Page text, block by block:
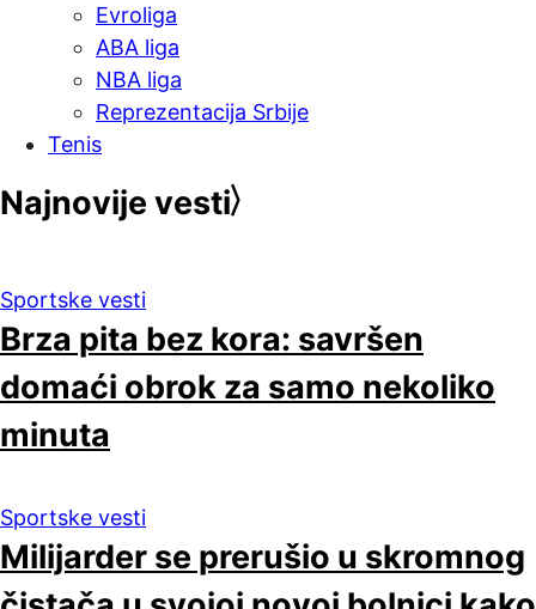
Evroliga
ABA liga
NBA liga
Reprezentacija Srbije
Tenis
Najnovije vesti
Sportske vesti
Brza pita bez kora: savršen
domaći obrok za samo nekoliko
minuta
Sportske vesti
Milijarder se prerušio u skromnog